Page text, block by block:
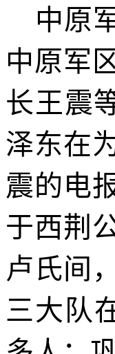
中原
中原军
长王震
泽东在
震的电
于西荆
卢氏间
三大队